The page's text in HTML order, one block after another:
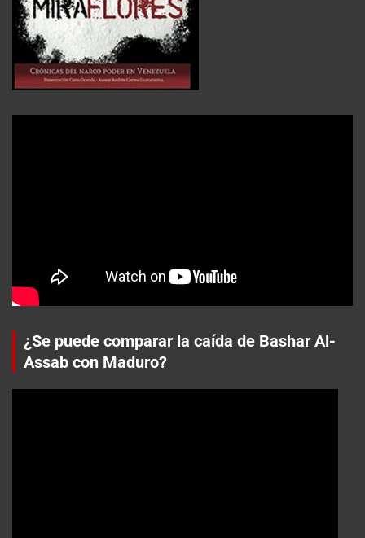
¿Se puede comparar la caída de Bashar Al-
Assab con Maduro?